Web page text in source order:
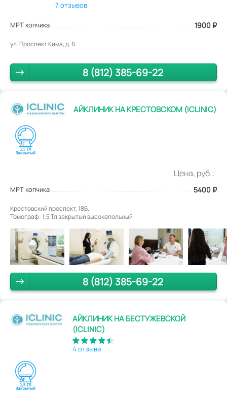
7 отзывов
МРТ копчика 1900 ₽
ул. Проспект Кима, д. 6.
8 (812) 385-69-22
АЙКЛИНИК НА КРЕСТОВСКОМ (ICLINIC)
Цена, руб.:
МРТ копчика 5400 ₽
Крестовский проспект, 18Б.
Томограф: 1,5 Тл закрытый высокопольный
8 (812) 385-69-22
АЙКЛИНИК НА БЕСТУЖЕВСКОЙ
(ICLINIC)
4 отзыва